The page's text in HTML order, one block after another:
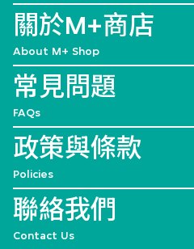
關於M+商店
About M+ Shop
常見問題
FAQs
政策與條款
Policies
聯絡我們
Contact Us